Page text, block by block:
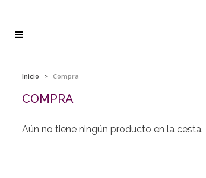
Inicio > Compra
COMPRA
Aún no tiene ningún producto en la cesta.